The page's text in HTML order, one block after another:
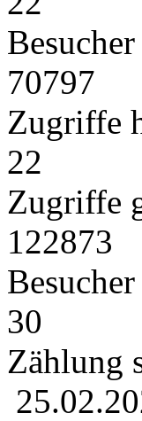
70797
Zugriffe
22
Zugriffe
122873
30
Zählung